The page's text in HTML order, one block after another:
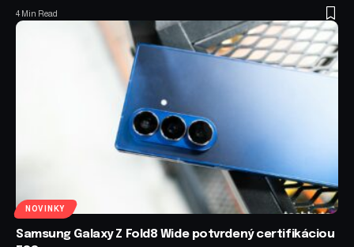
4 Min Read
NOVINKY
Samsung Galaxy Z Fold8 Wide potvrdený certifikáciou